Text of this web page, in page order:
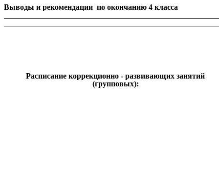
Выводы и рекомендации по окончанию 4 класса
Расписание коррекционно - развивающих занятий
(групповых):